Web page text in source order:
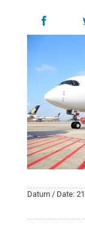
Search
Datum / Date: